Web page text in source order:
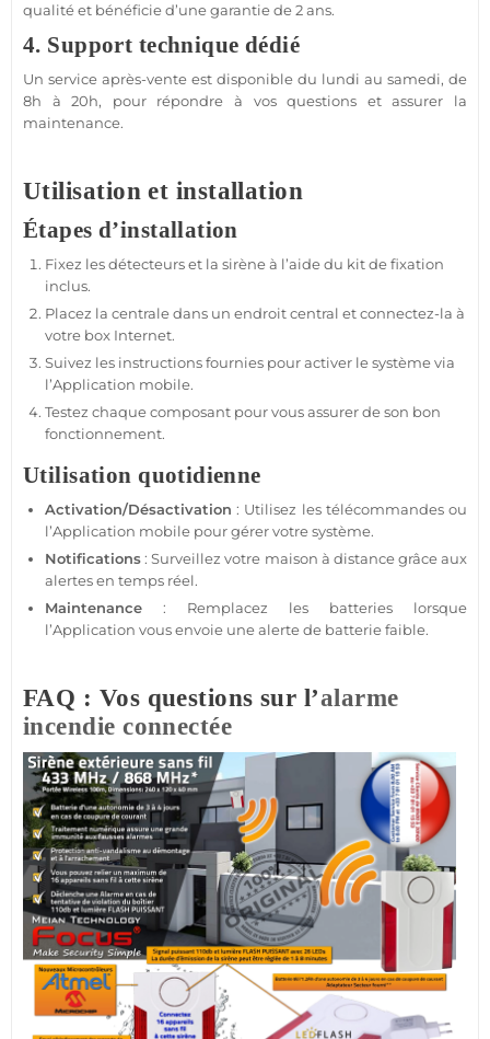
qualité et bénéficie d’une garantie de 2 ans.
4. Support technique dédié
Un service après-vente est disponible du lundi au samedi, de
8h à 20h, pour répondre à vos questions et assurer la
maintenance.
Utilisation et installation
Étapes d’installation
Fixez les détecteurs et la sirèneà l’aide du kit de fixation
inclus.
Placez la centraledans un endroit central et connectez-la à
votre box Internet.
Suivez les instructions fournies pour activer lesystèmevia
l’Application mobile.
Testez chaque composant pour vous assurer de son bon
fonctionnement.
Utilisation quotidienne
Activation/Désactivation : Utilisez les télécommandes ou
l’Application mobile pour gérer votresystème.
Notifications: Surveillez votre maison à distance grâce aux
alertes en temps réel.
Maintenance : Remplacez les batteries lorsque
l’Application vous envoie une alerte de batterie faible.
FAQ : Vos questions sur l’alarme
incendie connectée